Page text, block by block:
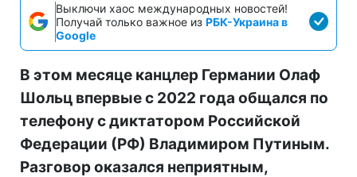
Выключи хаос международных новостей!
Получай только важное из РБК-Украина в
Google
В этом месяце канцлер Германии Олаф
Шольц впервые с 2022 года общался по
телефону с диктатором Российской
Федерации (РФ) Владимиром Путиным.
Разговор оказался неприятным,